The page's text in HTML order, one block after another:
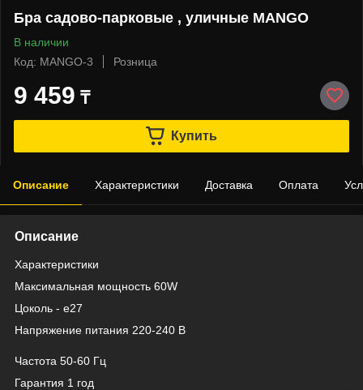
Бра садово-парковые , уличные MANGO
В наличии
Код: MANGO-3
Розница
9 459 ₸
Купить
Описание Характеристики Доставка Оплата
Описание
Характеристики
Максимальная мощность 60W
Цоколь - e27
Напряжение питания 220-240 В
Частота 50-60 Гц
Гарантия 1 год